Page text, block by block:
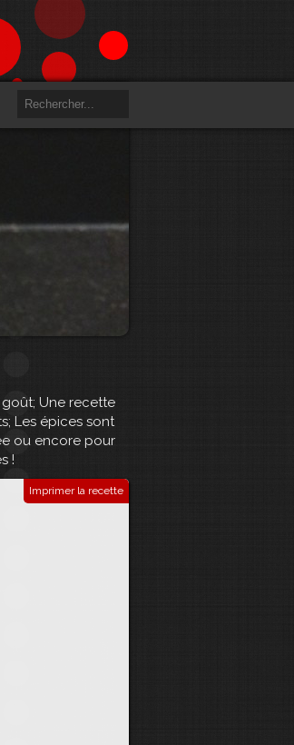
Une recette
Les épices sont
ou encore pour
!
Imprimer la recette